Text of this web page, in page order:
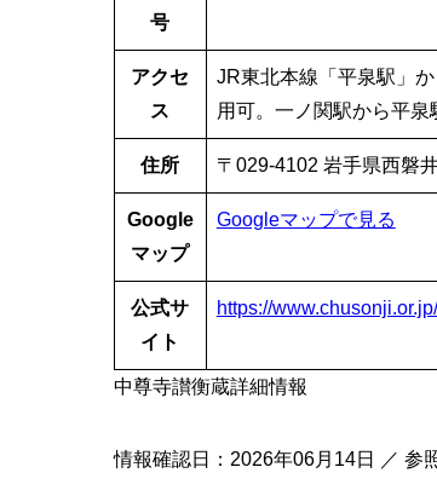
号
アクセ
ス
JR東北本線「平泉駅」
用可。一ノ関駅から平
住所 〒029-4102 岩手県西磐
Google
マップ
Googleマップで見る
公式サ
イト
https://www.chusonji.or.jp/
中尊寺讃衡蔵詳細情報
情報確認日：2026年06月14日 ／ 参